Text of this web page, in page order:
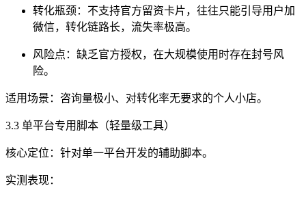
转化瓶颈：不支持官方留资卡片，往往只能引导用户加
微信，转化链路长，流失率极高。
风险点：缺乏官方授权，在大规模使用时存在封号风
险。
适用场景：咨询量极小、对转化率无要求的个人小店。
3.3 单平台专用脚本（轻量级工具）
核心定位：针对单一平台开发的辅助脚本。
实测表现：